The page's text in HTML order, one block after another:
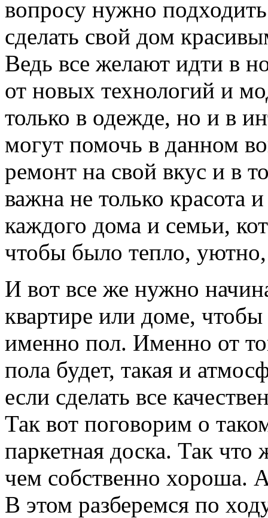
вопросу нужно
сделать свой дом
Ведь все желают идти в
от новых технологий и
только в одежде, но и в
могут помочь в данном
ремонт на свой вкус и в
важна не только красота
каждого дома и семьи,
чтобы было тепло,
И вот все же нужно
квартире или доме,
именно пол. Именно от
пола будет, такая и
если сделать все
Так вот поговорим о
паркетная доска. Так что
чем собственно хороша.
В этом разберемся по